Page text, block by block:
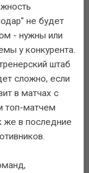
не будет
- нужны или
у конкурента.
штаб
сложно, если
в матчах с
топ-матчем
же в последние